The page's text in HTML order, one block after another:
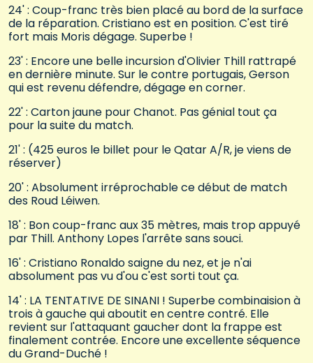
24' : Coup-franc très bien placé au bord de la surface
de la réparation. Cristiano est en position. C'est tiré
fort mais Moris dégage. Superbe !
23' : Encore une belle incursion d'Olivier Thill rattrapé
en dernière minute. Sur le contre portugais, Gerson
qui est revenu défendre, dégage en corner.
22' : Carton jaune pour Chanot. Pas génial tout ça
pour la suite du match.
21' : (425 euros le billet pour le Qatar A/R, je viens de
réserver)
20' : Absolument irréprochable ce début de match
des Roud Léiwen.
18' : Bon coup-franc aux 35 mètres, mais trop appuyé
par Thill. Anthony Lopes l'arrête sans souci.
16' : Cristiano Ronaldo saigne du nez, et je n'ai
absolument pas vu d'ou c'est sorti tout ça.
14' : LA TENTATIVE DE SINANI ! Superbe combinaision à
trois à gauche qui aboutit en centre contré. Elle
revient sur l'attaquant gaucher dont la frappe est
finalement contrée. Encore une excellente séquence
du Grand-Duché !